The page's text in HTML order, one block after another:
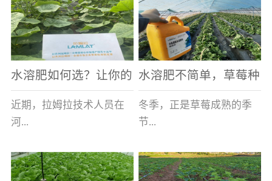
水溶肥如何选？让你的
老棚土好产量高
近期，拉姆拉技术人员在
河...
南走访时，发现当地许多
水溶肥不简单，草莓种
植户指名要使用
冬季，正是草莓成熟的季
节...
，也是山东窦大哥开心的